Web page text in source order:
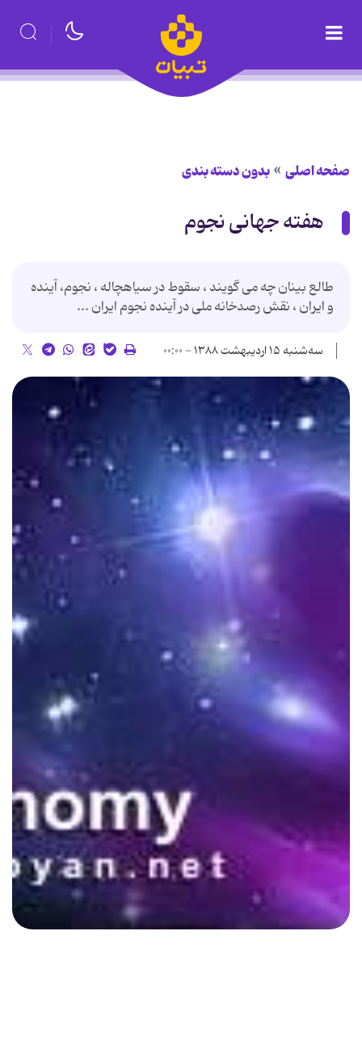
صفحه اصلی بدون دسته بندی
هفته جهانی نجوم
طالع بینان چه می گویند ، سقوط در سیاهچاله ، نجوم، آینده
و ایران ، نقش رصدخانه ملی در آینده نجوم ایران ...
سه‌شنبه ۱۵ اردیبهشت ۱۳۸۸ - ۰۰:۰۰